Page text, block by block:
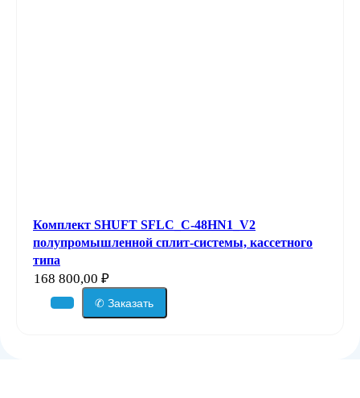
Комплект SHUFT SFLC_C-48HN1_V2
полупромышленной сплит-системы, кассетного
типа
168 800,00 ₽
✆ Заказать